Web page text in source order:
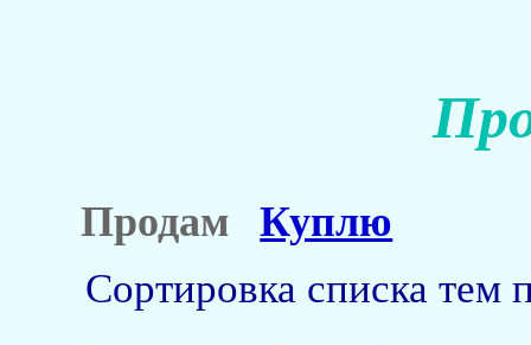
Продам Куплю
Сортировка списка тем